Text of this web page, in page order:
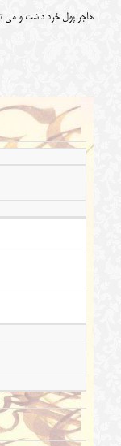
هاجر پول خرد داشت و می